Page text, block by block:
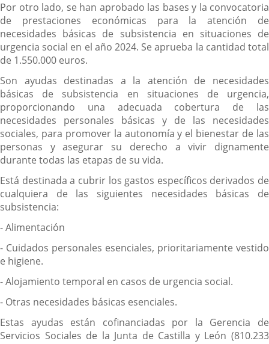
Por otro lado, se han aprobado las bases y la convocatoria
de prestaciones económicas para la atención de
necesidades básicas de subsistencia en situaciones de
urgencia social en el año 2024. Se aprueba la cantidad total
de 1.550.000 euros.
Son ayudas destinadas a la atención de necesidades
básicas de subsistencia en situaciones de urgencia,
proporcionando una adecuada cobertura de las
necesidades personales básicas y de las necesidades
sociales, para promover la autonomía y el bienestar de las
personas y asegurar su derecho a vivir dignamente
durante todas las etapas de su vida.
Está destinada a cubrir los gastos específicos derivados de
cualquiera de las siguientes necesidades básicas de
subsistencia:
- Alimentación
- Cuidados personales esenciales, prioritariamente vestido
e higiene.
- Alojamiento temporal en casos de urgencia social.
- Otras necesidades básicas esenciales.
Estas ayudas están cofinanciadas por la Gerencia de
Servicios Sociales de la Junta de Castilla y León (810.233